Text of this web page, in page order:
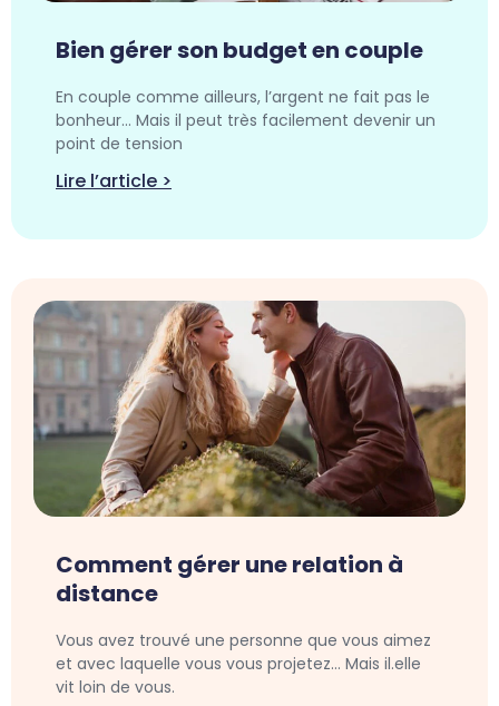
Bien gérer son budget en couple
En couple comme ailleurs, l’argent ne fait pas le
bonheur… Mais il peut très facilement devenir un
point de tension
Lire l’article >
Comment gérer une relation à
distance
Vous avez trouvé une personne que vous aimez
et avec laquelle vous vous projetez… Mais il.elle
vit loin de vous.